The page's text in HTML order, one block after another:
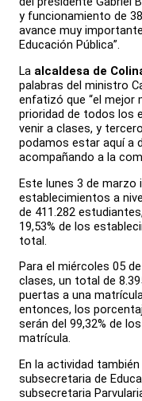
y funcionamiento de
avance muy
Educación Pública”.
La alcaldesa de
palabras del ministro
enfatizó que “el mejor
prioridad de todos los
venir a clases, y
podamos estar aquí a
acompañando a la
Este lunes 3 de marzo
establecimientos a
de 411.282
19,53% de los
total.
Para el miércoles 05
clases, un total de
puertas a una
entonces, los
serán del 99,32% de
matrícula.
En la actividad
subsecretaria de
subsecretaria